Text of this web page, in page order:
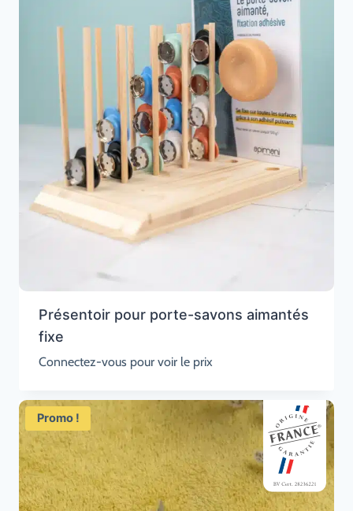
Présentoir pour porte-savons aimantés
fixe
Connectez-vous pour voir le prix
Promo !